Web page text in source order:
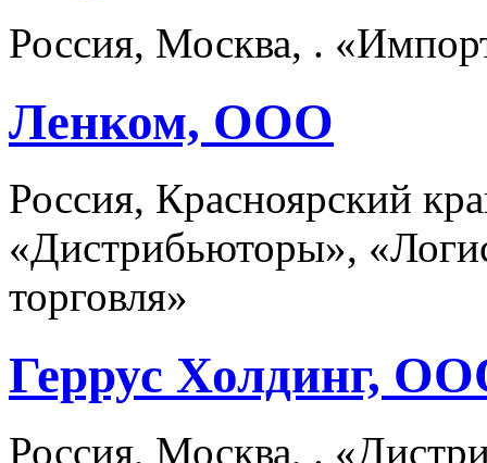
Россия, Москва, .
Ленком, ООО
Россия, Красноярский
«Дистрибьюторы»,
торговля»
Геррус Холдинг,
Россия, Москва, .